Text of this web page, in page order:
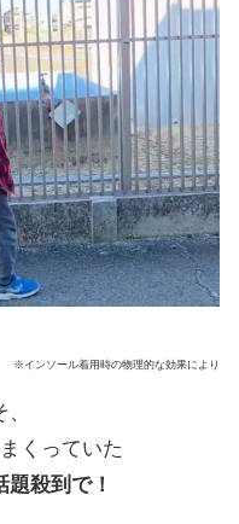
※インソール着用時の物理的な効果により
くっていた
殺到で！